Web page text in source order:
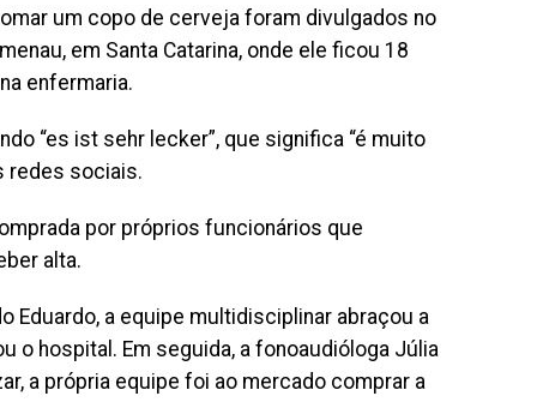
um copo de cerveja foram divulgados no
em Santa Catarina, onde ele ficou 18
enfermaria.
“es ist sehr lecker”, que significa “é muito
redes sociais.
por próprios funcionários que
alta.
Eduardo, a equipe multidisciplinar abraçou a
o hospital. Em seguida, a fonoaudióloga Júlia
a própria equipe foi ao mercado comprar a